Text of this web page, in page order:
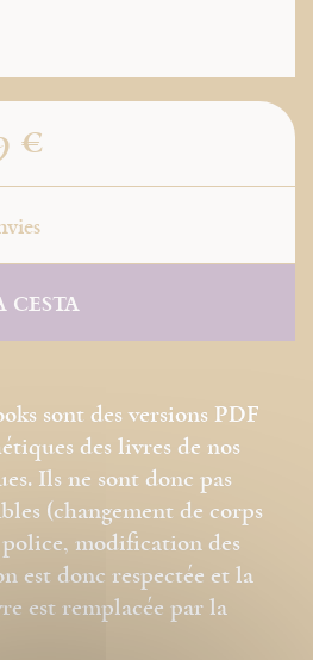
€
sont des versions PDF
des livres de nos
Ils ne sont donc pas
(changement de corps
modification des
est donc respectée et la
est remplacée par la